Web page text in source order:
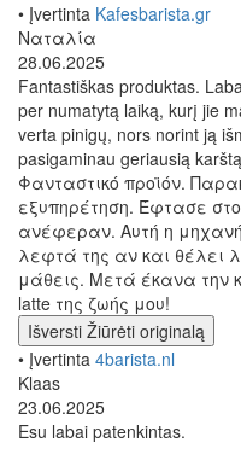
• Įvertinta Kafesbarista.gr
Ναταλία
28.06.2025
Fantastiškas produktas.
per numatytą laiką, kurį jie
verta pinigų, nors norint ją
pasigaminau geriausią
Φανταστικό προϊόν.
εξυπηρέτηση. Έφτασε
ανέφεραν. Αυτή η
λεφτά της αν και θέλει
μάθεις. Μετά έκανα την
latte της ζωής μου!
Išversti Žiūrėti originalą
• Įvertinta 4barista.nl
Klaas
23.06.2025
Esu labai patenkintas.